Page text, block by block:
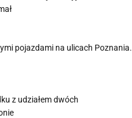
pojazdami na ulicach Poznania.
z udziałem dwóch